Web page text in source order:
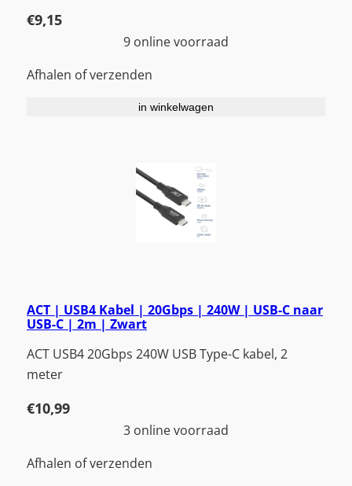
€9,15
9 online voorraad
Afhalen of verzenden
in winkelwagen
ACT | USB4 Kabel | 20Gbps | 240W | USB-C naar
USB-C | 2m | Zwart
ACT USB4 20Gbps 240W USB Type-C kabel, 2
meter
€10,99
3 online voorraad
Afhalen of verzenden